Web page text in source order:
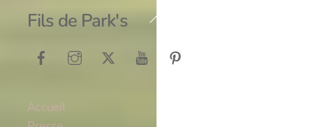
Back
Top
Fils de Park's
Accueil